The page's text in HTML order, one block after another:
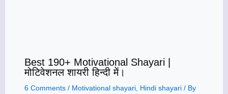
Best 190+ Motivational Shayari |
मोटिवेशनल शायरी हिन्दी में।
6 Comments / Motivational shayari Hindi shayari / By